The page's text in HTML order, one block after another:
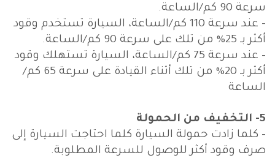
سرعة 90 كم/الساعة.
- عند سرعة 110 كم/الساعة، السيارة تستخدم وقود
أكثر بـ 25% من تلك على سرعة 90 كم/الساعة.
- عند سرعة 75 كم/الساعة، السيارة تستهلك وقود
أكثر بـ 20% من تلك أثناء القيادة على سرعة 65 كم/
الساعة
5- التخفيف من الحمولة
- كلما زادت حمولة السيارة كلما احتاجت السيارة إلى
صرف وقود أكثر للوصول للسرعة المطلوبة.